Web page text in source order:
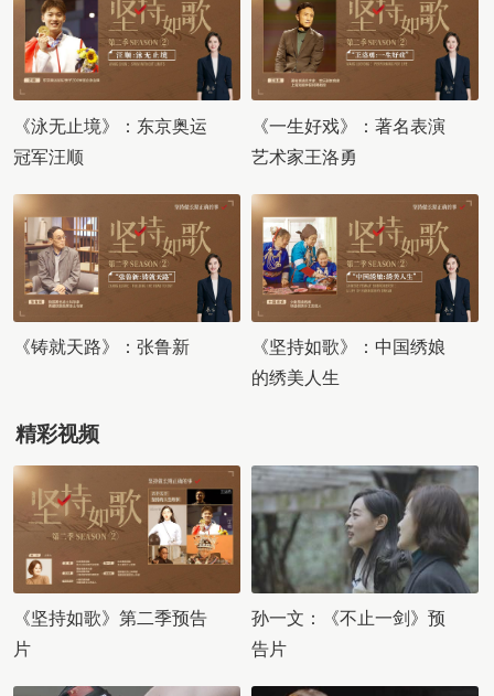
《泳无止境》：东京奥运
冠军汪顺
《一生好戏》：著名表演
艺术家王洛勇
《铸就天路》：张鲁新
《坚持如歌》：中国绣娘
的绣美人生
精彩视频
《坚持如歌》第二季预告
片
孙一文：《不止一剑》预
告片